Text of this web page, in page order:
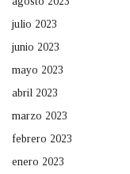
julio 2023
junio 2023
mayo 2023
abril 2023
marzo 2023
febrero 2023
enero 2023